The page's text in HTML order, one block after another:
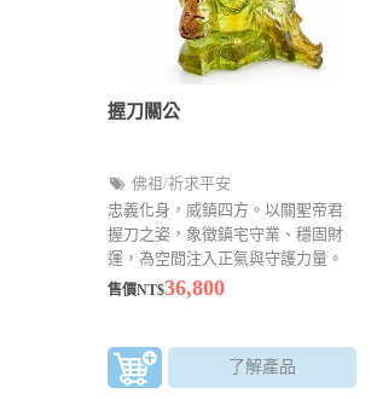
握刀關公
佛祖/祈求平安
忠義化身，威鎮四方。以關聖帝君
握刀之姿，象徵鎮宅守業、穩固財
運，為空間注入正氣與守護力量。
售價NT$36,800
了解產品